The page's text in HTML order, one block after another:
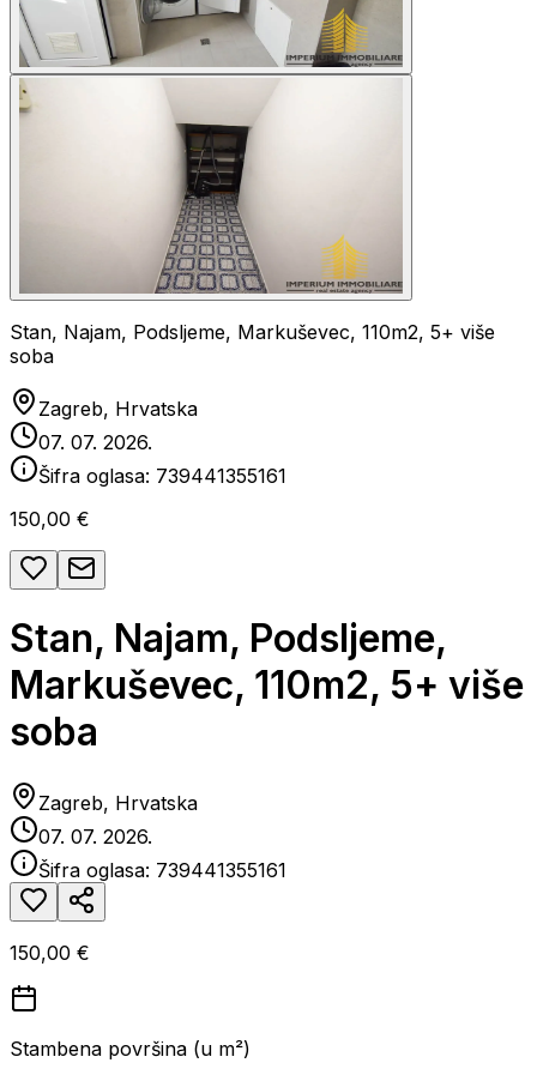
Stan, Najam, Podsljeme, Markuševec, 110m2, 5+ više
soba
Zagreb, Hrvatska
07. 07. 2026.
Šifra oglasa: 739441355161
150,00 €
Stan, Najam, Podsljeme,
Markuševec, 110m2, 5+ više
soba
Zagreb, Hrvatska
07. 07. 2026.
Šifra oglasa: 739441355161
150,00 €
Stambena površina (u m²)